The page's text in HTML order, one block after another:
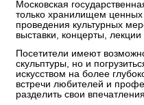
Московская
только хранилищем ценных
проведения культурных
выставки, концерты,
Посетители имеют
скульптуры, но и
искусством на более
встречи любителей и
разделить свои